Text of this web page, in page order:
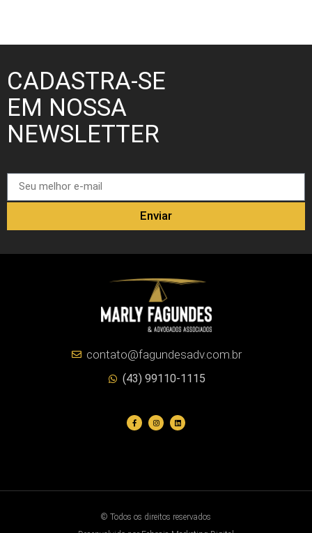
CADASTRA-SE
EM NOSSA
NEWSLETTER
Enviar
contato@fagundesadv.com.br
(43) 99110-1115
© Todos os direitos reservados